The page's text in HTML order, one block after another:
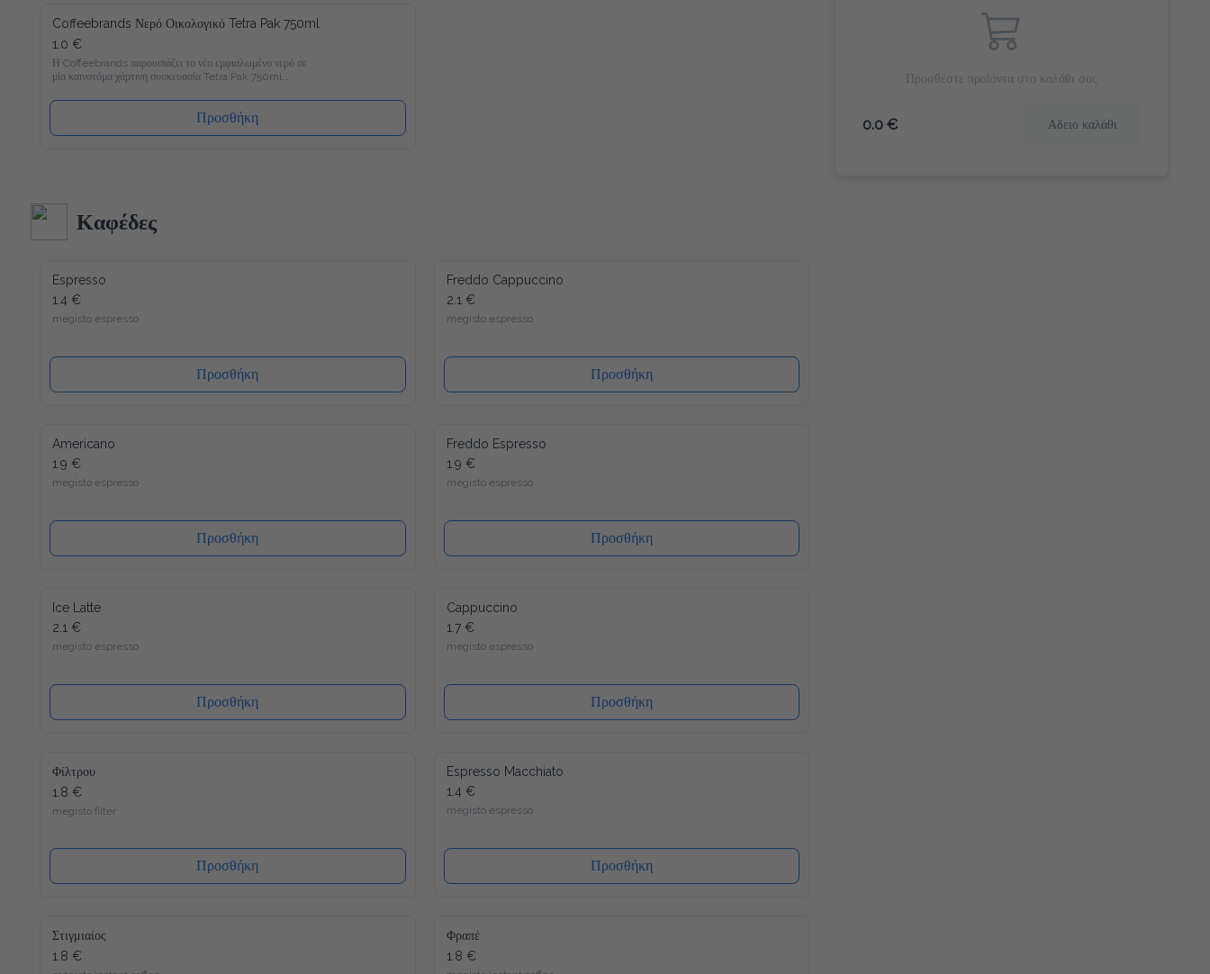
Coffeebrands Νερό Οικολογικό Tetra Pak 750ml
1.0 €
Η Coffeebrands παρουσιάζει το νέο εμφιαλωμένο νερό σε μία
καινοτόμα χάρτινη συσκευασία Tetra Pak 750ml.
Το νέο νερό Coffeebrands είναι πλούσιο σε μαγνήσιο με
ιδανικές αναλογίες μετάλλων και σε χάρτινη συσκευασία Tetra
Pak που θα επιτρέπει στους καταναλωτές μας να
απολαμβάνουν το εμφιαλωμένο νερό με νέο και φιλικό προς
το περιβάλλον τρόπο!
λιγότερο δυνατό αντίκτυπο στο περιβάλλον. Ενώ ένα άλλο
πλεονέκτημα είναι ότι το καπάκι κλείνει ξανά, μετά από κάθε
χρήση, έτσι ώστε το νερό να διατηρείται πάντα φρέσκο ​​και
Προσθήκη
Καφέδες
Espresso
1.4 €
megisto espresso
Προσθήκη
Freddo Cappuccino
2.1 €
megisto espresso
Προσθήκη
Americano
1.9 €
megisto espresso
Προσθήκη
Freddo Espresso
1.9 €
megisto espresso
Προσθήκη
Ice Latte
2.1 €
megisto espresso
Προσθήκη
Cappuccino
1.7 €
megisto espresso
Προσθήκη
Φίλτρου
1.8 €
megisto filter
Προσθήκη
Espresso Macchiato
1.4 €
megisto espresso
Προσθήκη
Στιγμιαίος
1.8 €
megisto instant coffee
Φραπέ
1.8 €
megisto instant coffee
Προσθέστε προϊόντα στο καλάθι σας
0.0 € Αδειο καλάθι